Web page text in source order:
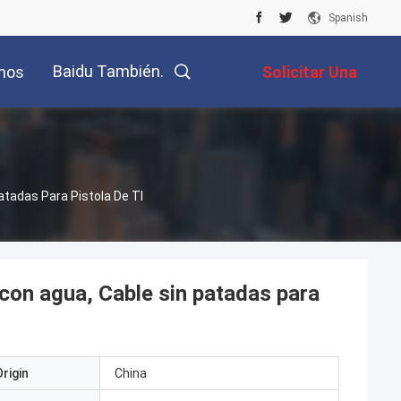
Spanish
Baidu También. Solicitar Una
Cotización
Para Pistola De TI
agua, Cable sin patadas para
China